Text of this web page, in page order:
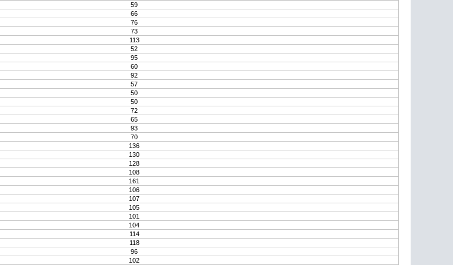
59
66
76
73
113
52
95
60
92
57
50
50
72
65
93
70
136
130
128
108
161
106
107
105
101
104
114
118
96
102